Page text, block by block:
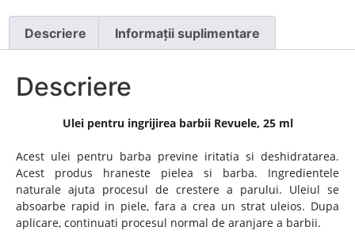
Descriere Informații suplimentare
Descriere
Ulei pentru ingrijirea barbii Revuele, 25 ml
Acest ulei pentru barba previne iritatia si deshidratarea.
Acest produs hraneste pielea si barba. Ingredientele
naturale ajuta procesul de crestere a parului. Uleiul se
absoarbe rapid in piele, fara a crea un strat uleios. Dupa
aplicare, continuati procesul normal de aranjare a barbii.